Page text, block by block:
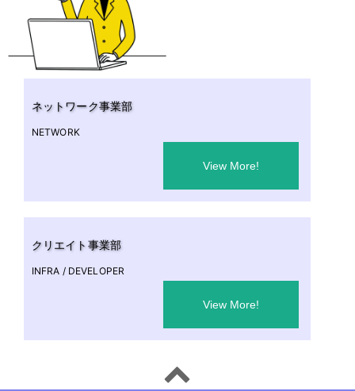
ネットワーク事業部
NETWORK
View More!
クリエイト事業部
INFRA / DEVELOPER
View More!